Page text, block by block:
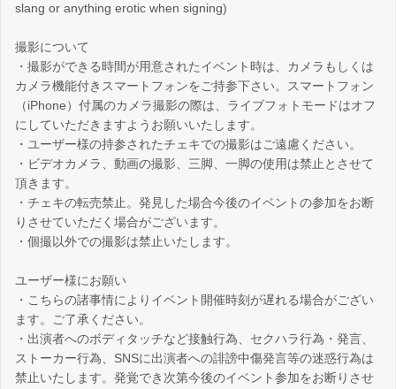
slang or anything erotic when signing)
撮影について
・撮影ができる時間が用意されたイベント時は、カメラもしくは
カメラ機能付きスマートフォンをご持参下さい。スマートフォン
（iPhone）付属のカメラ撮影の際は、ライブフォトモードはオフ
にしていただきますようお願いいたします。
・ユーザー様の持参されたチェキでの撮影はご遠慮ください。
・ビデオカメラ、動画の撮影、三脚、一脚の使用は禁止とさせて
頂きます。
・チェキの転売禁止。発見した場合今後のイベントの参加をお断
りさせていただく場合がございます。
・個撮以外での撮影は禁止いたします。
ユーザー様にお願い
・こちらの諸事情によりイベント開催時刻が遅れる場合がござい
ます。ご了承ください。
・出演者へのボディタッチなど接触行為、セクハラ行為・発言、
ストーカー行為、SNSに出演者への誹謗中傷発言等の迷惑行為は
禁止いたします。発覚でき次第今後のイベント参加をお断りさせ